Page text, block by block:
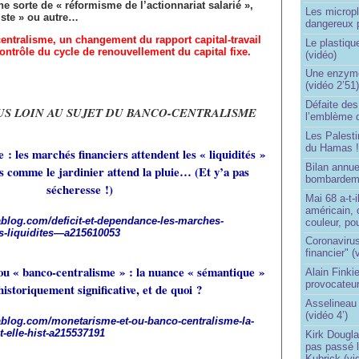
sorte de « réformisme de l’actionnariat salarié »,
» ou autre…
un changement du rapport capital-travail
du cycle de renouvellement du capital fixe.
LOIN AU SUJET DU BANCO-CENTRALISME
: les marchés financiers attendent les « liquidités »
comme le jardinier attend la pluie… (Et y’a pas
sécheresse !)
deficit-et-dependance-les-marches-
liquidites—a215610053
« banco-centralisme » : la nuance « sémantique »
significative, et de quoi ?
monetarisme-et-ou-banco-centralisme-la-
elle-hist-a215537191
Les
dangereux
Le
(vidéo)
Une
(vidéo 2’51)
Défaite
Les
du Hamas !
Bilan
Mai 68 a-t-
américain,
couleur,
financier"
Alain
(vidéo 4’)
Kirk
pas passé